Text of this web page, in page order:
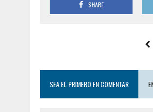
SHARE
SEA EL PRIMERO EN COMENTAR